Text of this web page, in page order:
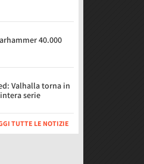
40.000
Valhalla torna in
serie
TUTTE LE NOTIZIE